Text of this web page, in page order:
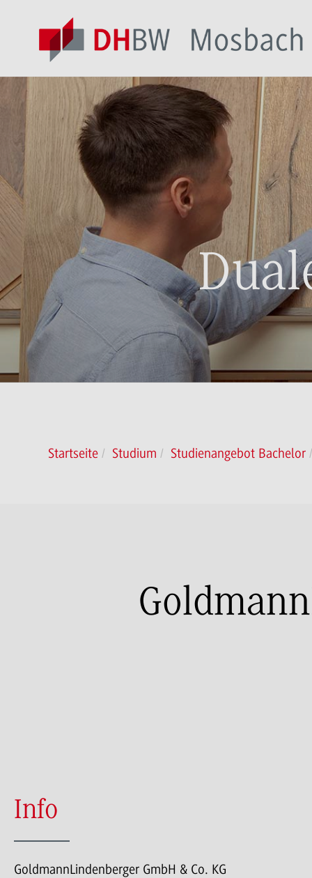
Startseite Studium Studienangebot Bachelor
Info
GoldmannLindenberger GmbH & Co. KG